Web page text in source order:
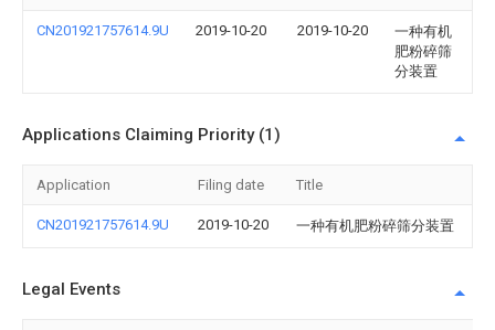
CN201921757614.9U 2019-10-20 2019-10-20
一种有机
肥粉碎筛
分装置
Applications Claiming Priority (1)
Application Filing date Title
CN201921757614.9U 2019-10-20 一种有机肥粉碎筛分装置
Legal Events